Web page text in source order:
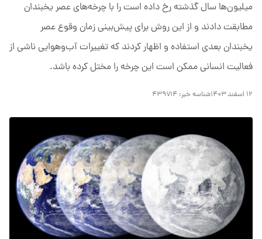
میلیون‌ها سال گذشته رخ داده است را با چرخه‌های عصر یخبندان
مطابقت دادند و از این روش برای پیش‌بینی زمان وقوع عصر
یخبندان بعدی استفاده و اظهار کردند که تغییرات آب‌وهوایی ناشی از
فعالیت انسانی ممکن است این چرخه را مختل کرده باشد.
۱۲ اسفند ۱۴۰۳ شناسه خبر: ۴۳۹۷۱۴